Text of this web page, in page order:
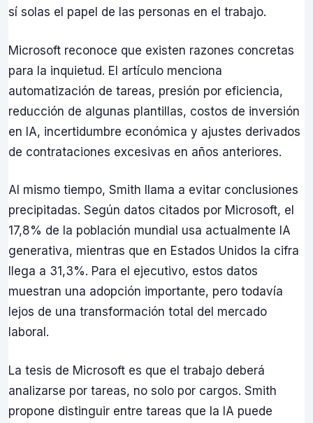
sí solas el papel de las personas en el trabajo.
Microsoft reconoce que existen razones concretas
para la inquietud. El artículo menciona
automatización de tareas, presión por eficiencia,
reducción de algunas plantillas, costos de inversión
en IA, incertidumbre económica y ajustes derivados
de contrataciones excesivas en años anteriores.
Al mismo tiempo, Smith llama a evitar conclusiones
precipitadas. Según datos citados por Microsoft, el
17,8% de la población mundial usa actualmente IA
generativa, mientras que en Estados Unidos la cifra
llega a 31,3%. Para el ejecutivo, estos datos
muestran una adopción importante, pero todavía
lejos de una transformación total del mercado
laboral.
La tesis de Microsoft es que el trabajo deberá
analizarse por tareas, no solo por cargos. Smith
propone distinguir entre tareas que la IA puede